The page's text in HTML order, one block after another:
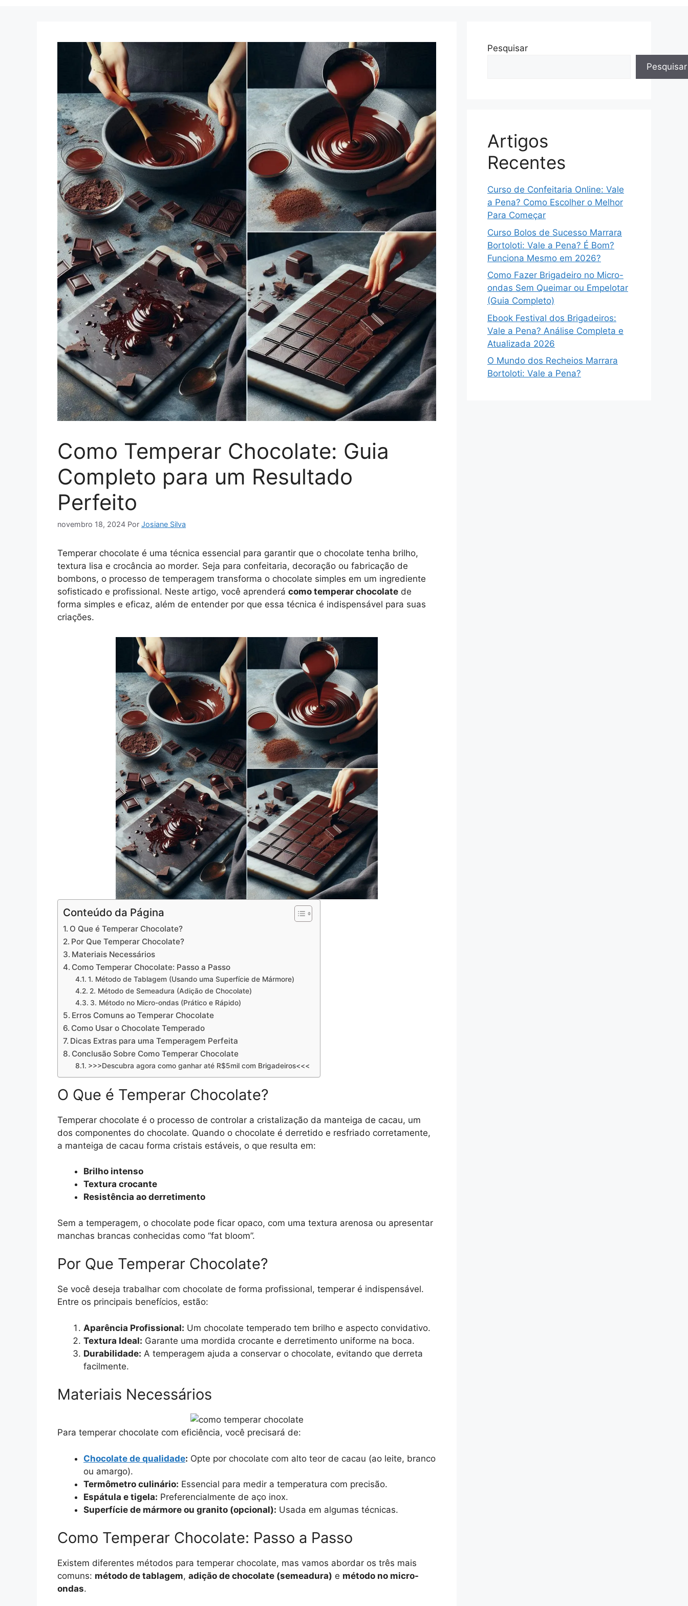
Como Temperar Chocolate: Guia
Completo para um Resultado
Perfeito
novembro 18, 2024 Por Josiane Silva
Temperar chocolate é uma técnica essencial para garantir que o chocolate tenha brilho,
textura lisa e crocância ao morder. Seja para confeitaria, decoração ou fabricação de
bombons, o processo de temperagem transforma o chocolate simples em um ingrediente
sofisticado e profissional. Neste artigo, você aprenderá como temperar chocolate de
forma simples e eficaz, além de entender por que essa técnica é indispensável para suas
criações.
Conteúdo da Página
O Que é Temperar Chocolate?
Por Que Temperar Chocolate?
Materiais Necessários
Como Temperar Chocolate: Passo a Passo
1. Método de Tablagem (Usando uma Superfície de Mármore)
2. Método de Semeadura (Adição de Chocolate)
3. Método no Micro-ondas (Prático e Rápido)
Erros Comuns ao Temperar Chocolate
Como Usar o Chocolate Temperado
Dicas Extras para uma Temperagem Perfeita
Conclusão Sobre Como Temperar Chocolate
>>>Descubra agora como ganhar até R$5mil com Brigadeiros<<<
O Que é Temperar Chocolate?
Temperar chocolate é o processo de controlar a cristalização da manteiga de cacau, um
dos componentes do chocolate. Quando o chocolate é derretido e resfriado corretamente,
a manteiga de cacau forma cristais estáveis, o que resulta em:
Brilho intenso
Textura crocante
Resistência ao derretimento
Sem a temperagem, o chocolate pode ficar opaco, com uma textura arenosa ou apresentar
manchas brancas conhecidas como “fat bloom”.
Por Que Temperar Chocolate?
Se você deseja trabalhar com chocolate de forma profissional, temperar é indispensável.
Entre os principais benefícios, estão:
Aparência Profissional: Um chocolate temperado tem brilho e aspecto convidativo.
Textura Ideal: Garante uma mordida crocante e derretimento uniforme na boca.
Durabilidade: A temperagem ajuda a conservar o chocolate, evitando que derreta
facilmente.
Materiais Necessários
Para temperar chocolate com eficiência, você precisará de:
Chocolate de qualidade: Opte por chocolate com alto teor de cacau (ao leite, branco
ou amargo).
Termômetro culinário: Essencial para medir a temperatura com precisão.
Espátula e tigela: Preferencialmente de aço inox.
Superfície de mármore ou granito (opcional): Usada em algumas técnicas.
Como Temperar Chocolate: Passo a Passo
Existem diferentes métodos para temperar chocolate, mas vamos abordar os três mais
comuns: método de tablagem, adição de chocolate (semeadura) e método no micro-
ondas.
Pesquisar
Pesquisar
Artigos
Recentes
Curso de Confeitaria Online: Vale
a Pena? Como Escolher o Melhor
Para Começar
Curso Bolos de Sucesso Marrara
Bortoloti: Vale a Pena? É Bom?
Funciona Mesmo em 2026?
Como Fazer Brigadeiro no Micro-
ondas Sem Queimar ou Empelotar
(Guia Completo)
Ebook Festival dos Brigadeiros:
Vale a Pena? Análise Completa e
Atualizada 2026
O Mundo dos Recheios Marrara
Bortoloti: Vale a Pena?